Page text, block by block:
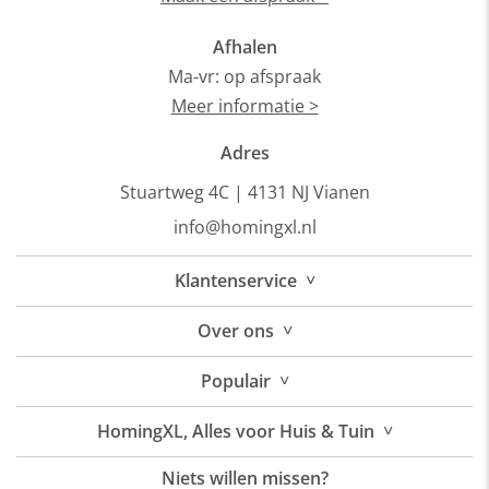
Afhalen
Ma-vr: op afspraak
Meer informatie >
Adres
Stuartweg 4C | 4131 NJ Vianen
info@homingxl.nl
Klantenservice ˅
Overons ˅
Populair ˅
HomingXL, Alles voor Huis & Tuin ˅
Niets willen missen?